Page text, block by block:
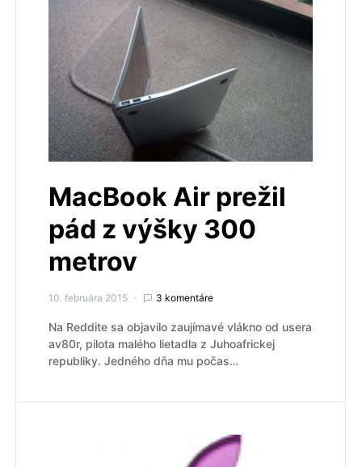
MacBook Air prežil
pád z výšky 300
metrov
10. februára 2015 3 komentáre
Na Reddite sa objavilo zaujímavé vlákno od usera
av80r, pilota malého lietadla z Juhoafrickej
republiky. Jedného dňa mu počas…